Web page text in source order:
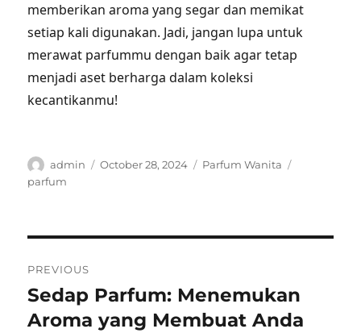
memberikan aroma yang segar dan memikat
setiap kali digunakan. Jadi, jangan lupa untuk
merawat parfummu dengan baik agar tetap
menjadi aset berharga dalam koleksi
kecantikanmu!
Author
admin
Posted
October 28, 2024 Categories
Parfum Wanita
parfum
navigation
PREVIOUS
Previous
post:
Sedap Parfum: Menemukan
Aroma yang Membuat Anda